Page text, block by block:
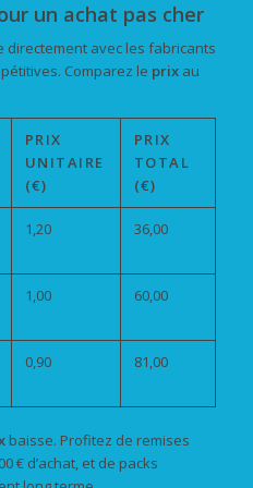
un achat pas cher
directement avec les fabricants
Comparez le prixau
PRIX
UNITAIRE
(€)
PRIX
TOTAL
(€)
1,20 36,00
1,00 60,00
0,90 81,00
baisse. Profitez de remises
€ d’achat, et de packs